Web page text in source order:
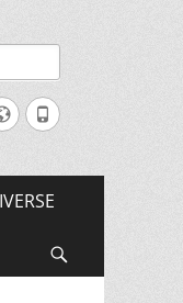
Website
Tlf.